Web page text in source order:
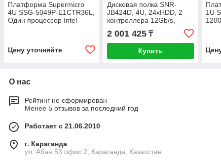
Платформа Supermicro
4U SSG-5049P-E1CTR36L,
Один процессор Intel
Цену уточняйте
Дисковая полка SNR-
JB424D, 4U, 24xHDD, 2
контроллера 12Gb/s,
резервируемый БП
2 001 425₸
Купить
1U
О нас
Рейтинг не сформирован
Менее 5 отзывов за последний год
Работает с 21.06.2010
г. Караганда
ул. Абая 53 офис 2, Караганда, Казахстан